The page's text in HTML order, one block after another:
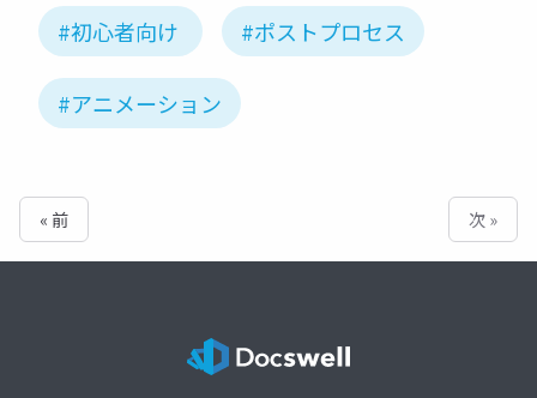
#初心者向け #ポストプロセス
#アニメーション
« 前 次 »